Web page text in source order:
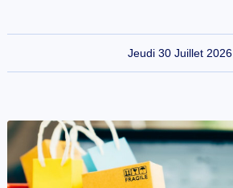
Jeudi 30 Juillet 2026